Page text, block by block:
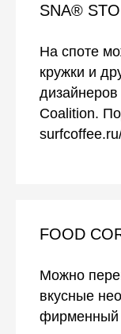
SNA®
На споте
кружки и
Coalition.
FOOD
Можно
вкусные
фирменный